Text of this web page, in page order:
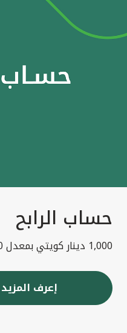
حساب الرابح
1,000 دينار كويتي بمعدل 30 رابح شهريا
إعرف المزيد